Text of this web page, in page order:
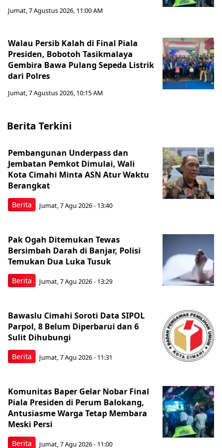
Jumat, 7 Agustus 2026, 11:00 AM
Walau Persib Kalah di Final Piala
Presiden, Bobotoh Tasikmalaya
Gembira Bawa Pulang Sepeda Listrik
dari Polres
Jumat, 7 Agustus 2026, 10:15 AM
Berita Terkini
Berita
Pembangunan Underpass dan
Jembatan Pemkot Dimulai, Wali
Kota Cimahi Minta ASN Atur Waktu
Berangkat
Jumat, 7 Agu 2026 - 13:40
Berita
Pak Ogah Ditemukan Tewas
Bersimbah Darah di Banjar, Polisi
Temukan Dua Luka Tusuk
Jumat, 7 Agu 2026 - 13:29
Berita
Bawaslu Cimahi Soroti Data SIPOL
Parpol, 8 Belum Diperbarui dan 6
Sulit Dihubungi
Jumat, 7 Agu 2026 - 11:31
Berita
Komunitas Baper Gelar Nobar Final
Piala Presiden di Perum Balokang,
Antusiasme Warga Tetap Membara
Meski Persi
Jumat, 7 Agu 2026 - 11:00